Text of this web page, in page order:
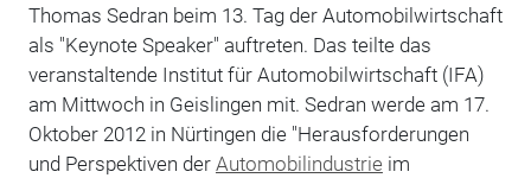
Thomas Sedran beim 13. Tag der Automobilwirtschaft
als "Keynote Speaker" auftreten. Das teilte das
veranstaltende Institut für Automobilwirtschaft (IFA)
am Mittwoch in Geislingen mit. Sedran werde am 17.
Oktober 2012 in Nürtingen die "Herausforderungen
und Perspektiven der Automobilindustrie im